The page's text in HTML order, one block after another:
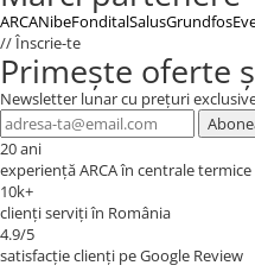
ARCANibeFonditalSalusGrundfos
// Înscrie-te
Primește oferte
Newsletter lunar cu prețuri
20 ani
experiență ARCA în centrale
10k+
clienți serviți în România
4.9/5
satisfacție clienți pe Google Review